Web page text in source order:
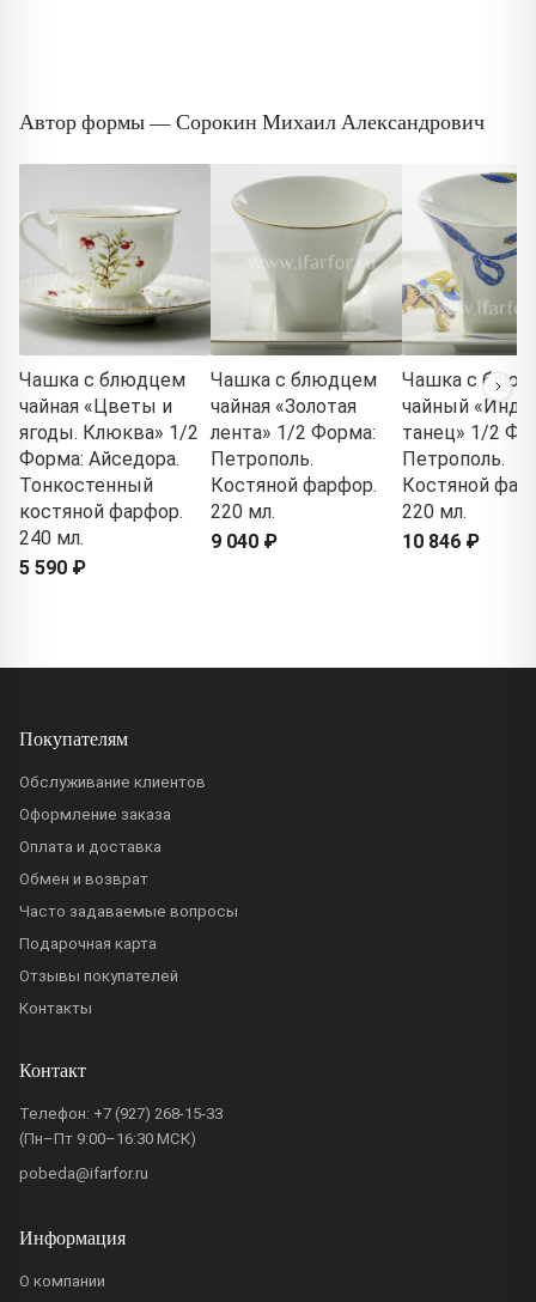
Автор формы — Сорокин Михаил Александрович
Чашка с блюдцем
чайная «Цветы и
ягоды. Клюква» 1/2
Форма: Айседора.
Тонкостенный
костяной фарфор.
240 мл.
5 590 ₽
Чашка с блюдцем
чайная «Золотая
лента» 1/2 Форма:
Петрополь.
Костяной фарфор.
220 мл.
9 040 ₽
Чашка с
чайный
танец» 1/2
Петрополь.
Костяной
220 мл.
10 846 ₽
Покупателям
Обслуживание клиентов
Оформление заказа
Оплата и доставка
Обмен и возврат
Часто задаваемые вопросы
Подарочная карта
Отзывы покупателей
Контакты
Контакт
Телефон: +7 (927) 268-15-33
(Пн–Пт 9:00–16:30 МСК)
pobeda@ifarfor.ru
Информация
О компании